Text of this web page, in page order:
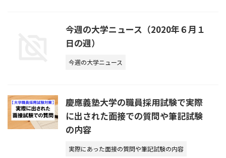
今週の大学ニュース（2020年６月１
日の週）
今週の大学ニュース
慶應義塾大学の職員採用試験で実際
に出された面接での質問や筆記試験
の内容
実際にあった面接の質問や筆記試験の内容